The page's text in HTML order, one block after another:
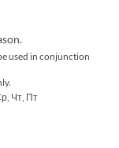
used in conjunction
Чт, Пт